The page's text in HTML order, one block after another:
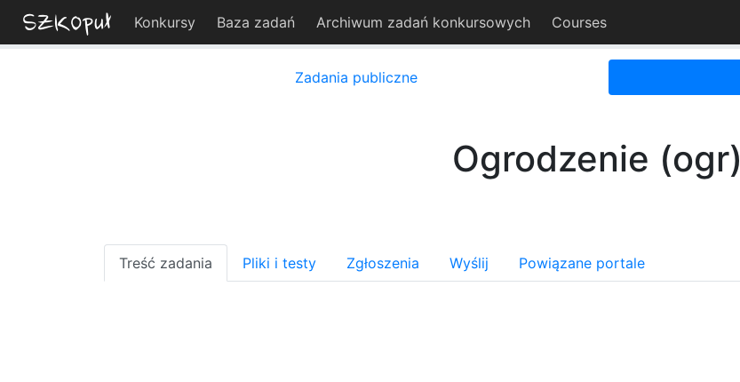
Konkursy Baza zadań Archiwum zadań konkursowych Courses
Zadania publiczne
Ogrodzenie (ogr)
Treść zadania Pliki i testy Zgłoszenia Wyślij Powiązane portale